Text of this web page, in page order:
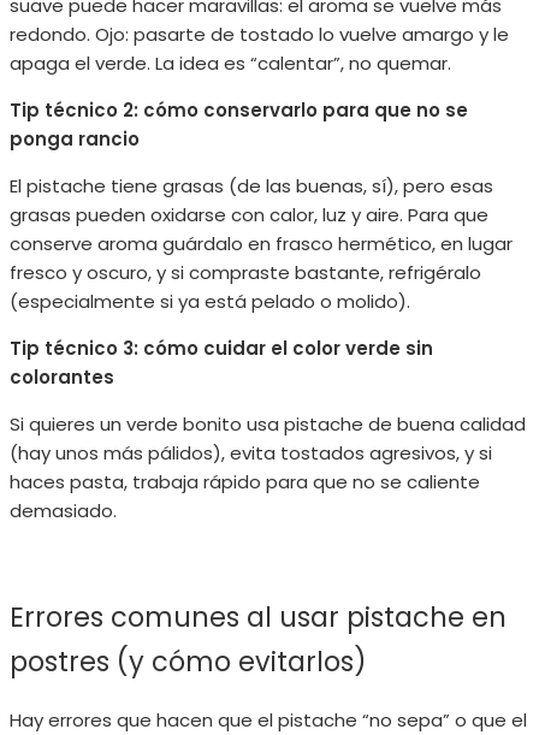
suave puede hacer maravillas: el aroma se vuelve más
redondo. Ojo: pasarte de tostado lo vuelve amargo y le
apaga el verde. La idea es “calentar”, no quemar.
Tip técnico 2: cómo conservarlo para que no se
ponga rancio
El pistache tiene grasas (de las buenas, sí), pero esas
grasas pueden oxidarse con calor, luz y aire. Para que
conserve aroma guárdalo en frasco hermético, en lugar
fresco y oscuro, y si compraste bastante, refrigéralo
(especialmente si ya está pelado o molido).
Tip técnico 3: cómo cuidar el color verde sin
colorantes
Si quieres un verde bonito usa pistache de buena calidad
(hay unos más pálidos), evita tostados agresivos, y si
haces pasta, trabaja rápido para que no se caliente
demasiado.
Errores comunes al usar pistache en
postres (y cómo evitarlos)
Hay errores que hacen que el pistache “no sepa” o que el